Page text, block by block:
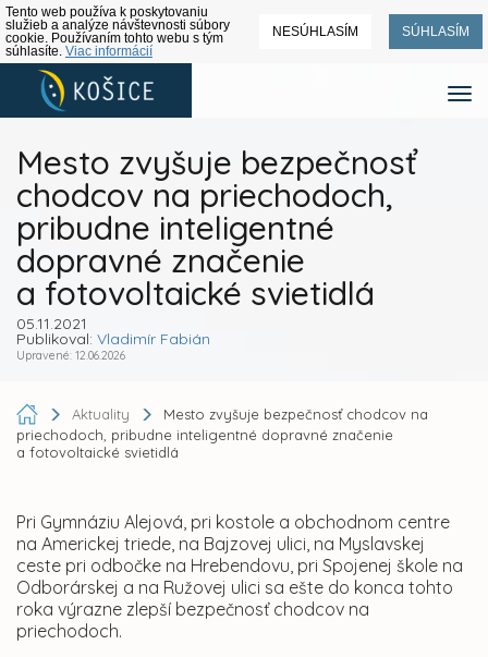
Tento web používa k poskytovaniu
služieb a analýze návštevnosti súbory
cookie. Používaním tohto webu s tým
súhlasíte. Viac informácií
NESÚHLASÍM SÚHLASÍM
Mesto zvyšuje bezpečnosť
chodcov na priechodoch,
pribudne inteligentné
dopravné značenie
a fotovoltaické svietidlá
05.11.2021
Publikoval: Vladimír Fabián
Upravené: 12.06.2026
Aktuality
Mesto zvyšuje bezpečnosť chodcov na
priechodoch, pribudne inteligentné dopravné značenie
a fotovoltaické svietidlá
Pri Gymnáziu Alejová, pri kostole a obchodnom centre
na Americkej triede, na Bajzovej ulici, na Myslavskej
ceste pri odbočke na Hrebendovu, pri Spojenej škole na
Odborárskej a na Ružovej ulici sa ešte do konca tohto
roka výrazne zlepší bezpečnosť chodcov na
priechodoch.